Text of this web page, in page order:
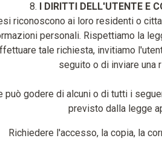
8. I DIRITTI DELL'UTENTE E
riconoscono ai loro residenti o
personali. Rispettiamo la
tale richiesta, invitiamo
seguito o di inviare una
può godere di alcuni o di tutti i
previsto dalla legge
Richiedere l'accesso, la copia, la